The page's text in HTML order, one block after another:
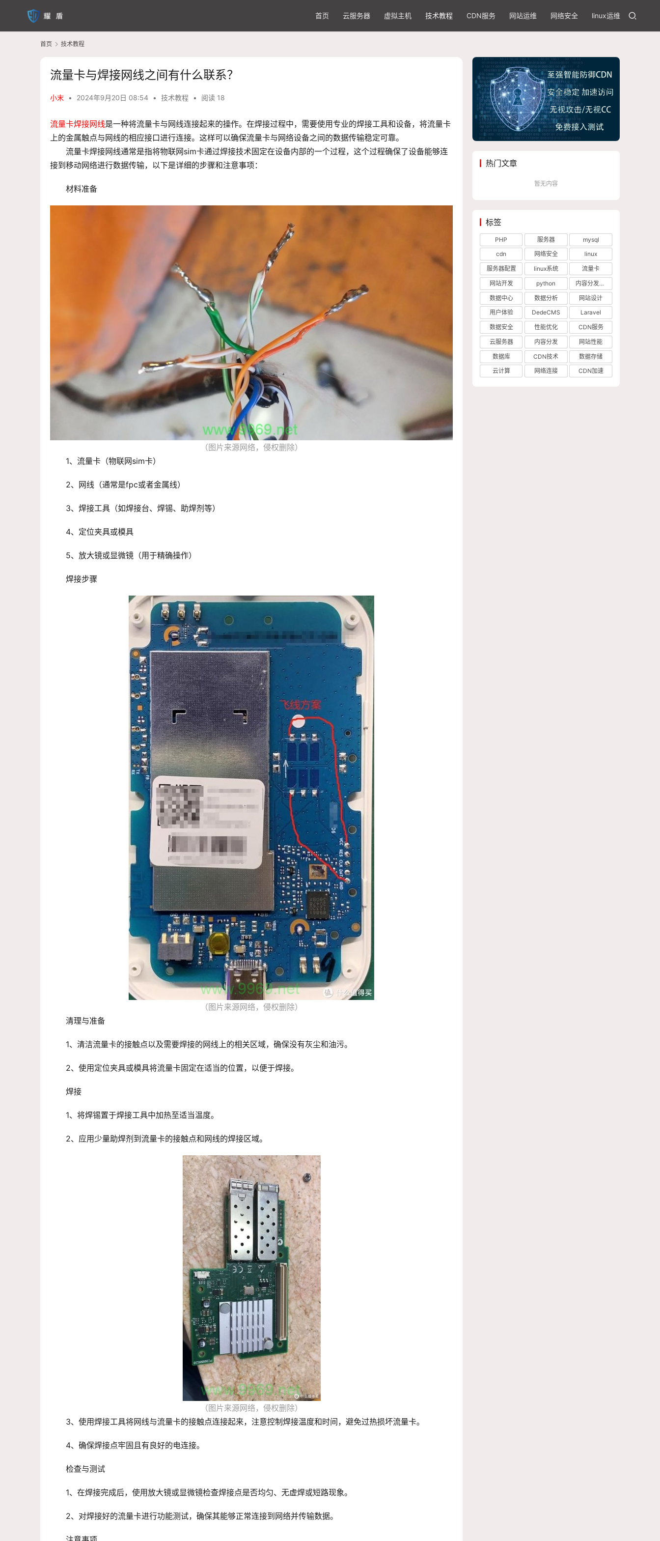
首页 云服务器 虚拟主机 技术教程 CDN服务 网站运维 网络安全 linux运维
首页 技术教程
流量卡与焊接网线之间有什么联系？
小末 • 2024年9月20日 08:54 • 技术教程 • 阅读 18
流量卡焊接网线是一种将流量卡与网线连接起来的操作。在焊接过程中，需要使用专业的焊接工具和设备，将流量卡
上的金属触点与网线的相应接口进行连接。这样可以确保流量卡与网络设备之间的数据传输稳定可靠。
流量卡焊接网线通常是指将物联网sim卡通过焊接技术固定在设备内部的一个过程，这个过程确保了设备能够连
接到移动网络进行数据传输，以下是详细的步骤和注意事项：
材料准备
（图片来源网络，侵权删除）
1、流量卡（物联网sim卡）
2、网线（通常是fpc或者金属线）
3、焊接工具（如焊接台、焊锡、助焊剂等）
4、定位夹具或模具
5、放大镜或显微镜（用于精确操作）
焊接步骤
（图片来源网络，侵权删除）
清理与准备
1、清洁流量卡的接触点以及需要焊接的网线上的相关区域，确保没有灰尘和油污。
2、使用定位夹具或模具将流量卡固定在适当的位置，以便于焊接。
焊接
1、将焊锡置于焊接工具中加热至适当温度。
2、应用少量助焊剂到流量卡的接触点和网线的焊接区域。
（图片来源网络，侵权删除）
3、使用焊接工具将网线与流量卡的接触点连接起来，注意控制焊接温度和时间，避免过热损坏流量卡。
4、确保焊接点牢固且有良好的电连接。
检查与测试
1、在焊接完成后，使用放大镜或显微镜检查焊接点是否均匀、无虚焊或短路现象。
2、对焊接好的流量卡进行功能测试，确保其能够正常连接到网络并传输数据。
热门文章
暂无内容
标签
PHP 服务器
mysql
cdn
网络安全
linux
服务器配置
linux系统
流量卡
网站开发
python
内容分发网络
数据中心
数据分析
网站设计
用户体验
DedeCMS
Laravel
数据安全
性能优化
CDN服务
云服务器
内容分发
网站性能
数据库
CDN技术
数据存储
云计算
网络连接 CDN加速